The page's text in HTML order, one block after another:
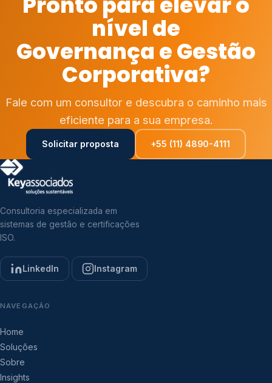
nível de
Governança e Gestão
Corporativa?
Fale com um consultor e descubra o caminho mais
eficiente para a sua empresa.
Solicitar proposta +55 (11) 4890-4111
Consultoria especializada em
sistemas de gestão e certificações
ISO.
LinkedIn Instagram
NAVEGAÇÃO
Home
Soluções
Sobre
Insights